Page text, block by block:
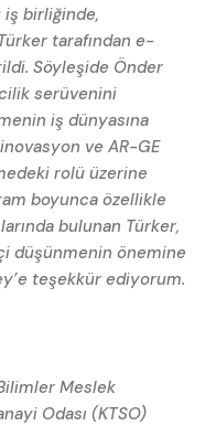
iş birliğinde,
tarafından e-
Söyleşide Önder
serüvenini
iş dünyasına
ve AR-GE
rolü üzerine
boyunca özellikle
bulunan Türker,
düşünmenin önemine
teşekkür ediyorum.
Meslek
Odası (KTSO)